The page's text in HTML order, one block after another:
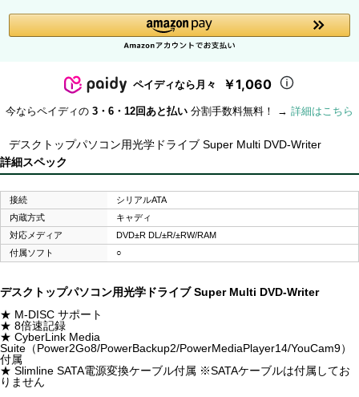
ペイディなら月々 ￥1,060
今ならペイディの 3・6・12回あと払い 分割手数料無料！ → 詳細はこちら
デスクトップパソコン用光学ドライブ Super Multi DVD-Writer
詳細スペック
接続
シリアルATA
内蔵方式
キャディ
対応メディア
DVD±R DL/±R/±RW/RAM
付属ソフト
○
デスクトップパソコン用光学ドライブ Super Multi DVD-Writer
★ M-DISC サポート
★ 8倍速記録
★ CyberLink Media
Suite（Power2Go8/PowerBackup2/PowerMediaPlayer14/YouCam9）
付属
★ Slimline SATA電源変換ケーブル付属 ※SATAケーブルは付属してお
りません